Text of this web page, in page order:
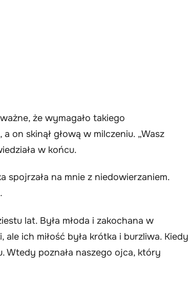
że wymagało takiego
on skinął głową w milczeniu. „Wasz
w końcu.
spojrzała na mnie z niedowierzaniem.
lat. Była młoda i zakochana w
ich miłość była krótka i burzliwa. Kiedy
Wtedy poznała naszego ojca, który